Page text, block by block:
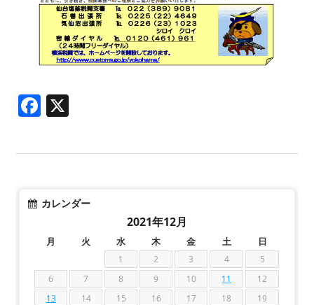
Facebook
カレンダー
2021年12月
月 火 水 木 金 土 日
1 2 3 4
5
6
7 8 9 10 11
12
13
14 15 16 17 18
19